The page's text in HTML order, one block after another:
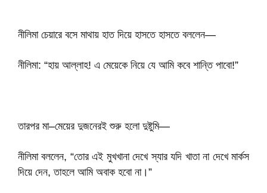
নীলিমা চেয়ারে বসে মাথায় হাত দিয়ে হাসতে হাসতে বললেন—
নীলিমা: “হায় আল্লাহ! এ মেয়েকে নিয়ে যে আমি কবে শান্তি পাবো!”
তারপর মা–মেয়ের দুজনেরই শুরু হলো দুষ্টুমি—
নীলিমা বললেন, “তোর এই মুখখানা দেখে স্যার যদি খাতা না দেখে মার্কস
দিয়ে দেন, তাহলে আমি অবাক হবো না।”